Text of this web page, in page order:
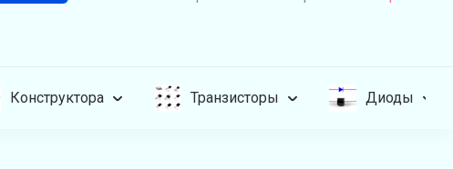
Конструктора Транзисторы Диоды